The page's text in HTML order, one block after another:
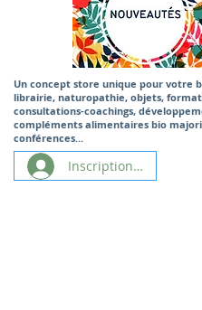
Un concept store unique pour votre
librairie, naturopathie, objets,
consultations-coachings,
compléments alimentaires bio
conférences...
Inscription/Connexion